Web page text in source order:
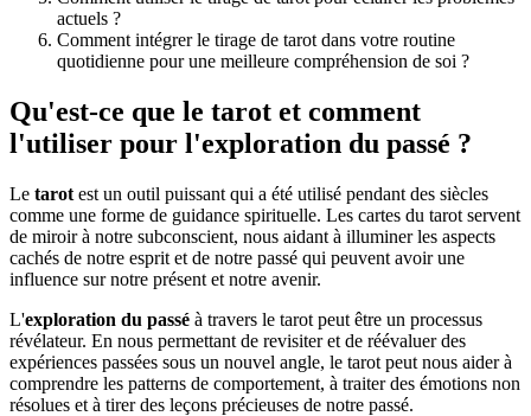
actuels ?
Comment intégrer le tirage de tarot dans votre routine
quotidienne pour une meilleure compréhension de soi ?
Qu'est-ce que le tarot et comment
l'utiliser pour l'exploration du passé ?
Le tarot est un outil puissant qui a été utilisé pendant des siècles
comme une forme de guidance spirituelle. Les cartes du tarot servent
de miroir à notre subconscient, nous aidant à illuminer les aspects
cachés de notre esprit et de notre passé qui peuvent avoir une
influence sur notre présent et notre avenir.
L'exploration du passé à travers le tarot peut être un processus
révélateur. En nous permettant de revisiter et de réévaluer des
expériences passées sous un nouvel angle, le tarot peut nous aider à
comprendre les patterns de comportement, à traiter des émotions non
résolues et à tirer des leçons précieuses de notre passé.